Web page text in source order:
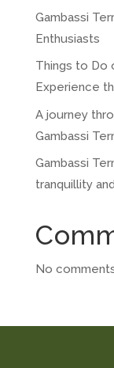
Gambassi
Enthusiasts
Things to Do
Experience
A journey
Gambassi
Gambassi
tranquillity
No